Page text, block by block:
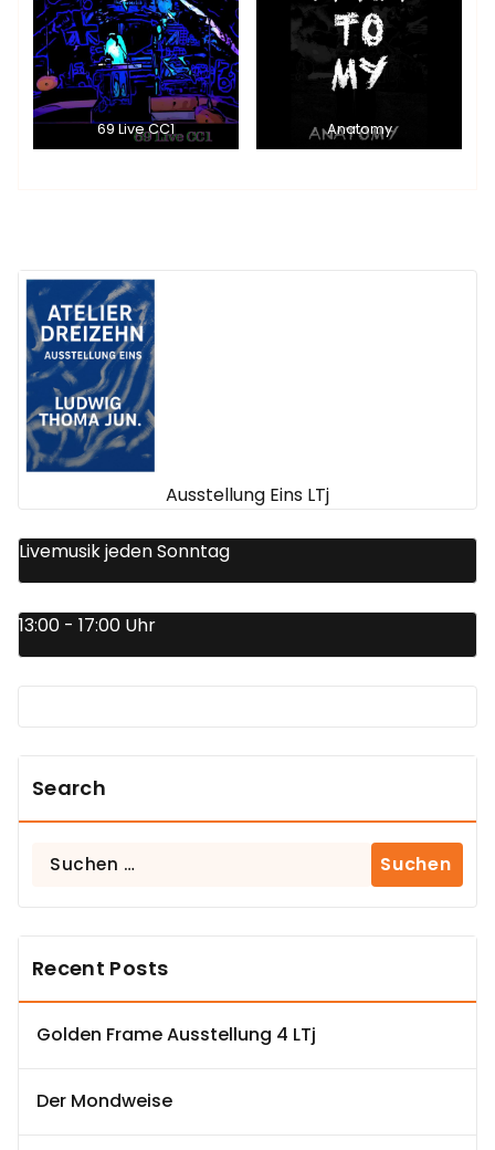
69 Live CC1 Anatomy
Ausstellung Eins LTj
Livemusik jeden Sonntag
13:00 - 17:00 Uhr
Search
Suchen
Recent Posts
Golden Frame Ausstellung 4 LTj
Der Mondweise